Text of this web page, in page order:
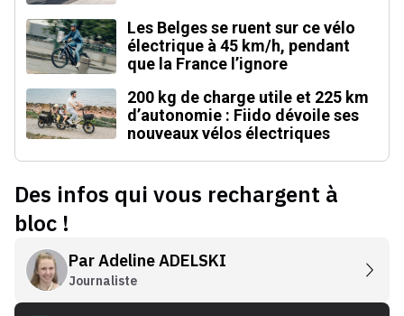
Les Belges se ruent sur ce vélo
électrique à 45 km/h, pendant
que la France l’ignore
200 kg de charge utile et 225 km
d’autonomie : Fiido dévoile ses
nouveaux vélos électriques
Des infos qui vous rechargent à
bloc !
ParAdeline ADELSKI
Journaliste